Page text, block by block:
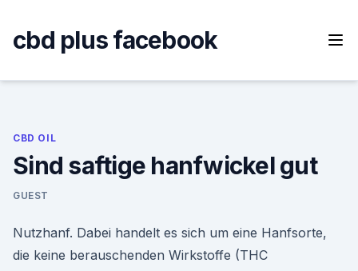
content
cbd plus facebook
CBD OIL
Sind saftige hanfwickel gut
GUEST
Nutzhanf. Dabei handelt es sich um eine Hanfsorte,
die keine berauschenden Wirkstoffe (THC